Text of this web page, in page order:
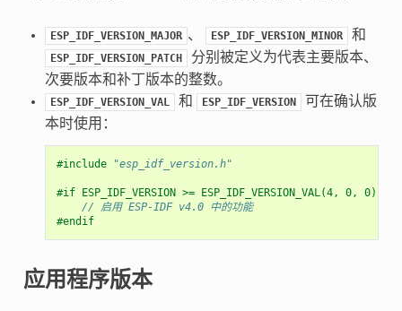
ESP_IDF_VERSION_MAJOR 、 ESP_IDF_VERSION_MINOR 和
ESP_IDF_VERSION_PATCH
分别被定义为代表主要版本、
次要版本和补丁版本的整数。
ESP_IDF_VERSION_VAL 和 ESP_IDF_VERSION
可在确认版
本时使用：
#include "esp_idf_version.h"
#if ESP_IDF_VERSION >= ESP_IDF_VERSION_VAL(4, 0, 0)
// 启用 ESP-IDF v4.0 中的功能
#endif
应用程序版本